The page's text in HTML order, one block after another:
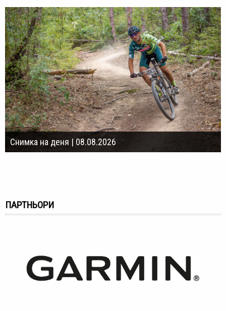
Снимка на деня | 08.08.2026
ПАРТНЬОРИ